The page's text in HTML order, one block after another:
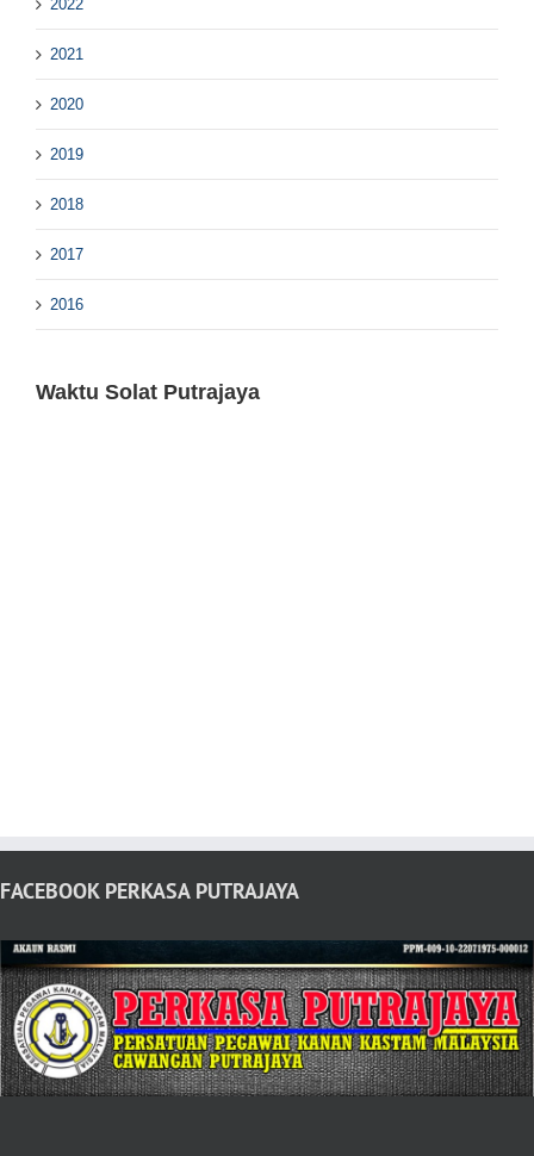
2022
2021
2020
2019
2018
2017
2016
Waktu Solat Putrajaya
FACEBOOK PERKASA PUTRAJAYA